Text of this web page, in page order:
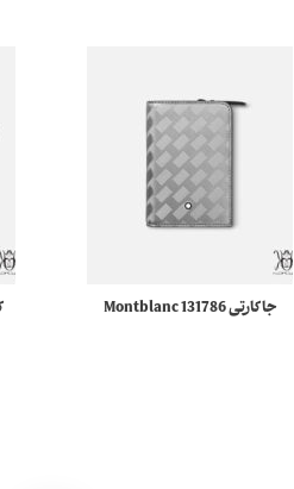
جاکارتی 131786 Montblanc